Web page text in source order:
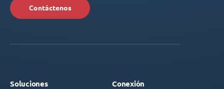
Contáctenos
Soluciones Conexión